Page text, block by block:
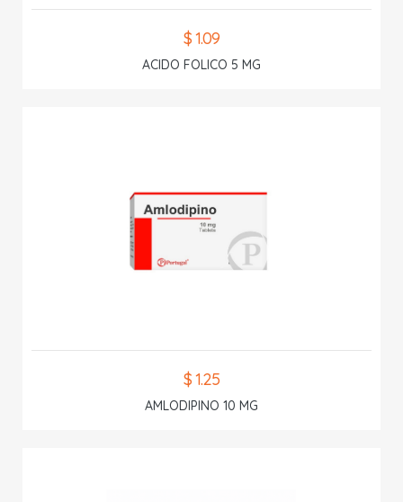
$ 1.09
ACIDO FOLICO 5 MG
$ 1.25
AMLODIPINO 10 MG